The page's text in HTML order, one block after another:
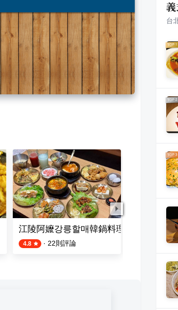
江陵阿嬤강릉할매韓鍋料理吃到飽-西門
4.8 · 22則評論
謝謝魷魚羹
則
台